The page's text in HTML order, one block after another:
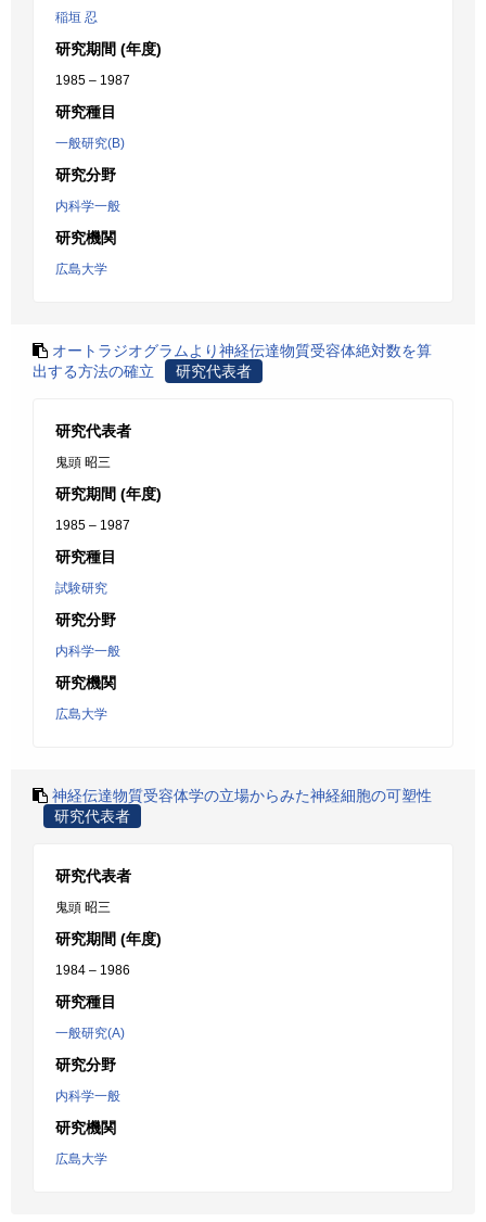
稲垣 忍
研究期間 (年度)
1985 – 1987
研究種目
一般研究(B)
研究分野
内科学一般
研究機関
広島大学
オートラジオグラムより神経伝達物質受容体絶対数を算
出する方法の確立
研究代表者
研究代表者
鬼頭 昭三
研究期間 (年度)
1985 – 1987
研究種目
試験研究
研究分野
内科学一般
研究機関
広島大学
神経伝達物質受容体学の立場からみた神経細胞の可塑性
研究代表者
研究代表者
鬼頭 昭三
研究期間 (年度)
1984 – 1986
研究種目
一般研究(A)
研究分野
内科学一般
研究機関
広島大学